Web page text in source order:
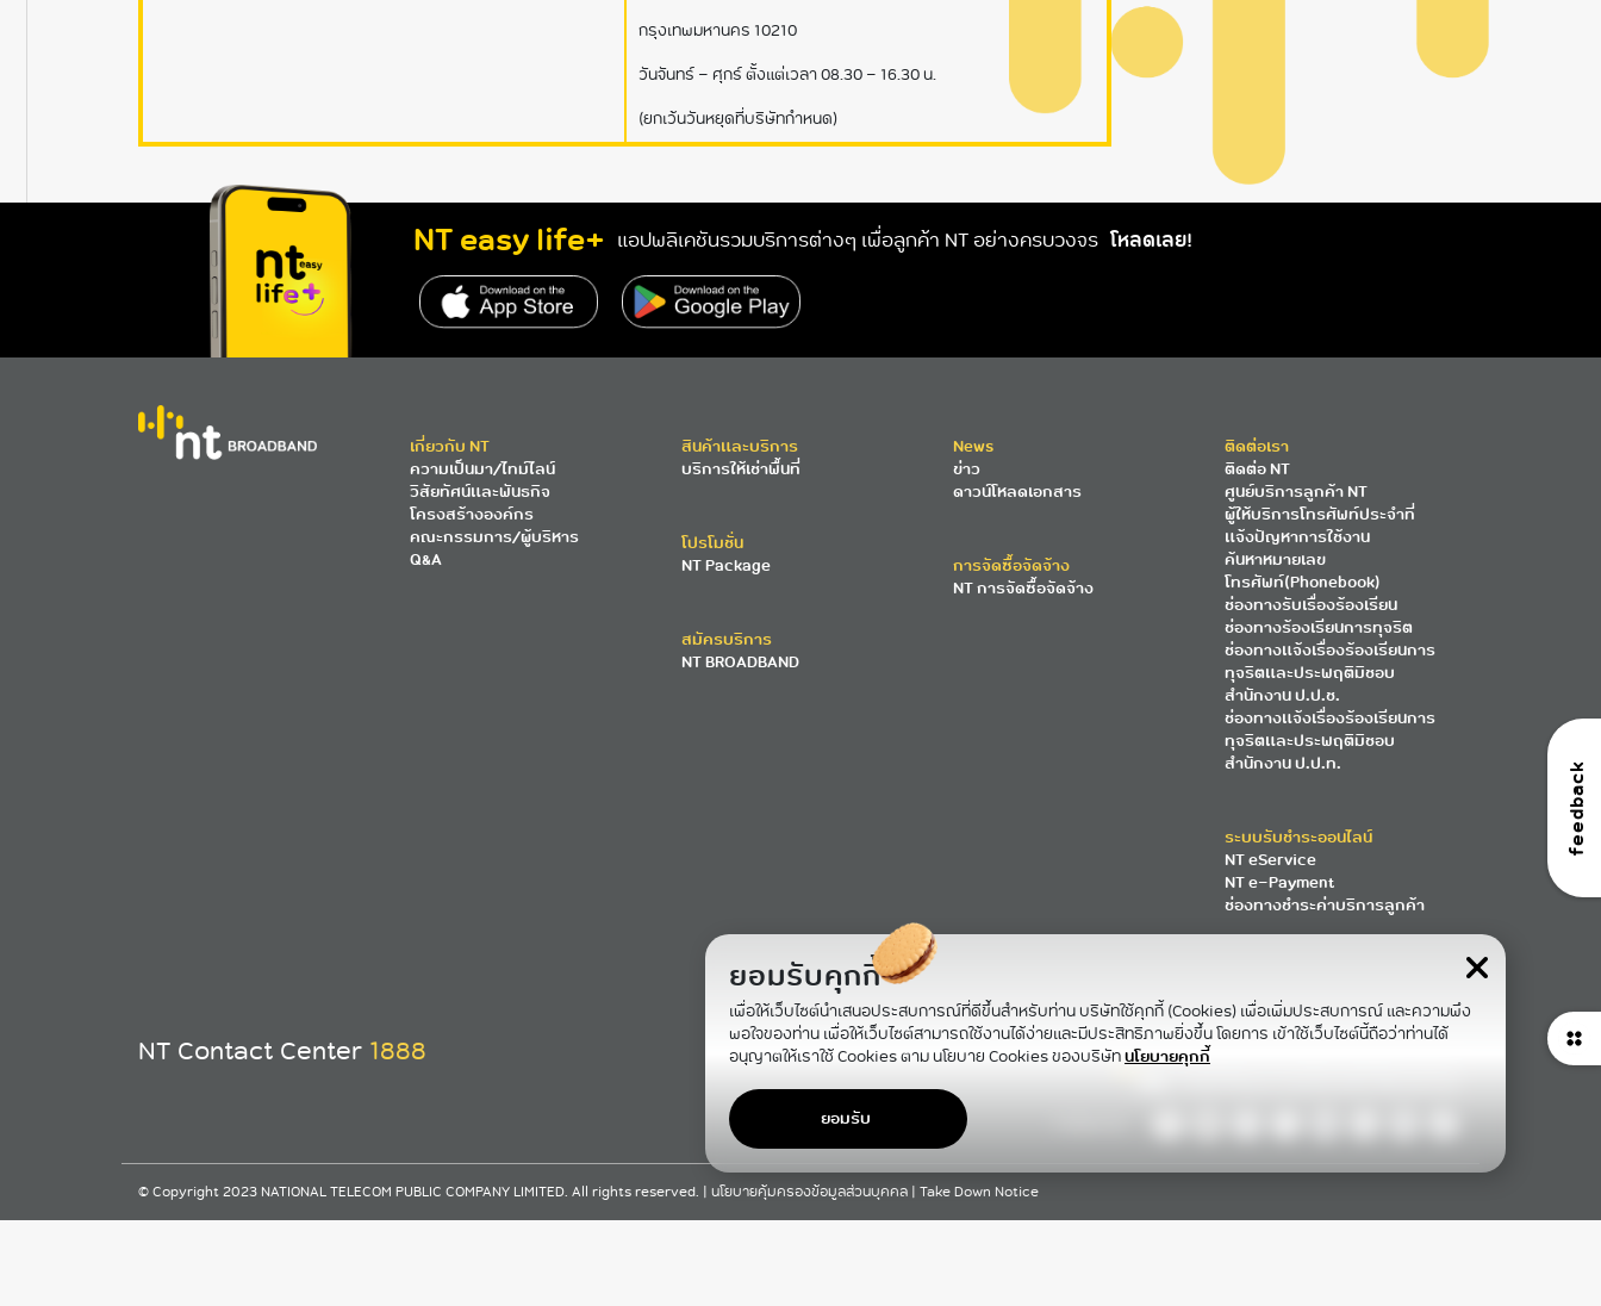
กรุงเทพมหานคร 10210
วันจันทร์ - ศุกร์ ตั้งแต่เวลา 08.30 – 16.30 น.
(ยกเว้นวันหยุดที่บริษัทกำหนด)
feedback
ยอมรับคุกกี้
เพื่อให้เว็บไซต์นำเสนอประสบการณ์ที่ดีขึ้นสำหรับท่าน บริษัทใช้คุกกี้ (Cookies) เพื่อเพิ่มประสบการณ์ และความพึง
พอใจของท่าน เพื่อให้เว็บไซต์สามารถใช้งานได้ง่ายและมีประสิทธิภาพยิ่งขึ้น โดยการ เข้าใช้เว็บไซต์นี้ถือว่าท่านได้
อนุญาตให้เราใช้ Cookies ตาม นโยบาย Cookies ของบริษัทนโยบายคุกกี้
ยอมรับ
NT easy life+ แอปพลิเคชันรวมบริการต่างๆ เพื่อลูกค้า NT อย่างครบวงจร โหลดเลย!
เกี่ยวกับ NT
ความเป็นมา/ไทม์ไลน์
วิสัยทัศน์และพันธกิจ
โครงสร้างองค์กร
คณะกรรมการ/ผู้บริหาร
Q&A
สินค้าและบริการ
บริการให้เช่าพื้นที่
โปรโมชั่น
NT Package
สมัครบริการ
NT BROADBAND
News
ข่าว
ดาวน์โหลดเอกสาร
การจัดซื้อจัดจ้าง
NT การจัดซื้อจัดจ้าง
ติดต่อเรา
ติดต่อ NT
ศูนย์บริการลูกค้า NT
ผู้ให้บริการโทรศัพท์ประจำที่
แจ้งปัญหาการใช้งาน
ค้นหาหมายเลข
โทรศัพท์(Phonebook)
ช่องทางรับเรื่องร้องเรียน
ช่องทางร้องเรียนการทุจริต
ช่องทางแจ้งเรื่องร้องเรียนการ
ทุจริตและประพฤติมิชอบ
สำนักงาน ป.ป.ช.
ช่องทางแจ้งเรื่องร้องเรียนการ
ทุจริตและประพฤติมิชอบ
สำนักงาน ป.ป.ท.
ระบบรับชำระออนไลน์
NT eService
NT e-Payment
ช่องทางชำระค่าบริการลูกค้า
NT Contact Center 1888
© Copyright 2023 NATIONAL TELECOM PUBLIC COMPANY LIMITED. All rights reserved. | นโยบายคุ้มครองข้อมูลส่วนบุคคล | Take Down Notice